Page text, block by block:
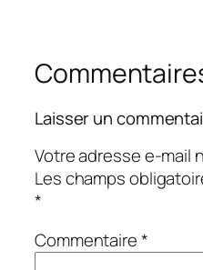
Laisser un
Votre adresse e-mail
Les champs
*
Commentaire*